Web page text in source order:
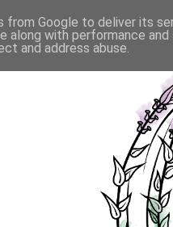
from Google to deliver its
along with performance
and address abuse.